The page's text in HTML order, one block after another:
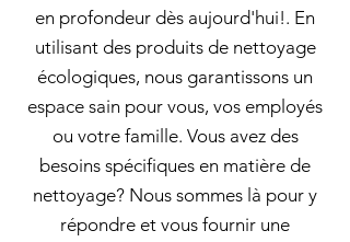
en profondeur dès aujourd'hui!. En
utilisant des produits de nettoyage
écologiques, nous garantissons un
espace sain pour vous, vos employés
ou votre famille. Vous avez des
besoins spécifiques en matière de
nettoyage? Nous sommes là pour y
répondre et vous fournir une